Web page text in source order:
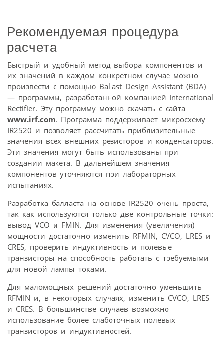
Рекомендуемая процедура
расчета
Быстрый и удобный метод выбора компонентов и
их значений в каждом конкретном случае можно
произвести с помощью Ballast Design Assistant (BDA)
— программы, разработанной компанией International
Rectifier. Эту программу можно скачать с сайта
www.irf.com. Программа поддерживает микросхему
IR2520 и позволяет рассчитать приблизительные
значения всех внешних резисторов и конденсаторов.
Эти значения могут быть использованы при
создании макета. В дальнейшем значения
компонентов уточняются при лабораторных
испытаниях.
Разработка балласта на основе IR2520 очень проста,
так как используются только две контрольные точки:
вывод VCO и FMIN. Для изменения (увеличения)
мощности достаточно изменить RFMIN, CVCO, LRES и
CRES, проверить индуктивность и полевые
транзисторы на способность работать с требуемыми
для новой лампы токами.
Для маломощных решений достаточно уменьшить
RFMIN и, в некоторых случаях, изменить CVCO, LRES
и CRES. В большинстве случаев возможно
использование более слаботочных полевых
транзисторов и индуктивностей.